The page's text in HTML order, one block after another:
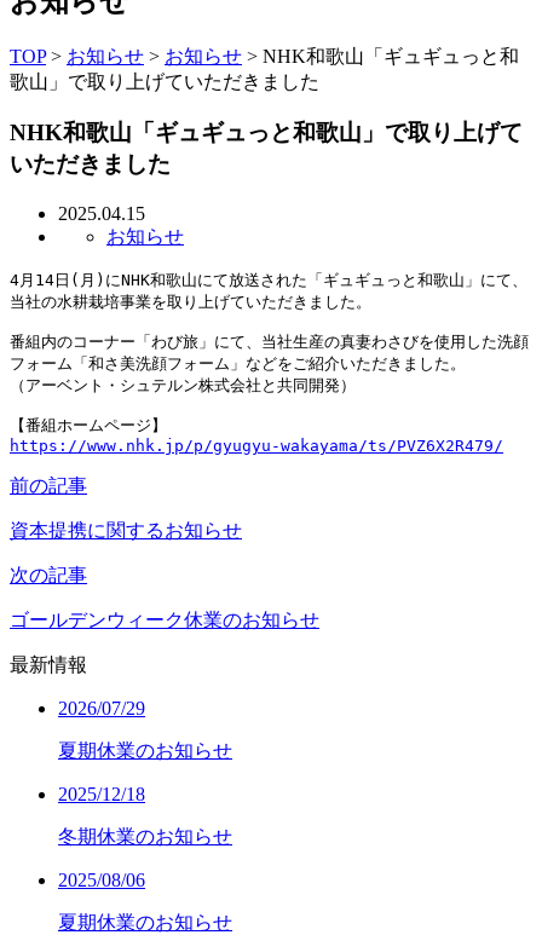
TOP> お知らせ > お知らせ > NHK和歌山「ギュギュっと和
歌山」で取り上げていただきました
NHK和歌山「ギュギュっと和歌山」で取り上げて
いただきました
2025.04.15
お知らせ
4月14日(月)にNHK和歌山にて放送された「ギュギュっと和歌山」にて、
当社の水耕栽培事業を取り上げていただきました。
番組内のコーナー「わび旅」にて、当社生産の真妻わさびを使用した洗顔
フォーム「和さ美洗顔フォーム」などをご紹介いただきました。
（アーベント・シュテルン株式会社と共同開発）
https://www.nhk.jp/p/gyugyu-wakayama/ts/PVZ6X2R479/
前の記事
資本提携に関するお知らせ
次の記事
ゴールデンウィーク休業のお知らせ
最新情報
2026/07/29
夏期休業のお知らせ
2025/12/18
冬期休業のお知らせ
2025/08/06
夏期休業のお知らせ